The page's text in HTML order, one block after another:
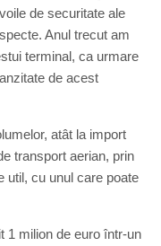
de securitate ale
Anul trecut am
terminal, ca urmare
de acest
atât la import
transport aerian, prin
util, cu unul care poate
1 milion de euro într-un